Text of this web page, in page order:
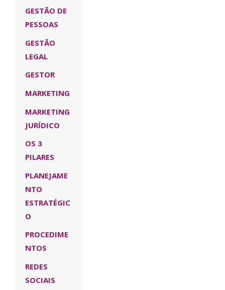
GESTÃO DE
PESSOAS
GESTÃO
LEGAL
GESTOR
MARKETING
MARKETING
JURÍDICO
OS 3
PILARES
PLANEJAME
NTO
ESTRATÉGIC
O
PROCEDIME
NTOS
REDES
SOCIAIS